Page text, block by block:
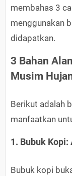
membahas 3
menggunakan
didapatkan.
3 Bahan
Musim
Berikut adalah
manfaatkan
1. Bubuk
Bubuk kopi